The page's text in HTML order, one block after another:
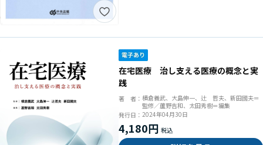
在宅医療 治し支える医療の概念と実
践
著 者： 横倉義武、大島伸一、辻 哲夫、新田國夫＝
監修／蘆野吉和、太田秀樹＝編集
発行日： 2024年04月30日
4,180円